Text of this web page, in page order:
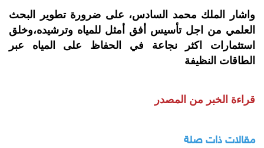
واشار الملك محمد السادس، على ضرورة تطوير البحث
العلمي من اجل تأسيس أفق أمثل للمياه وترشيده،وخلق
استثمارات اكثر نجاعة في الحفاظ على المياه عبر
الطاقات النظيفة
قراءة الخبر من المصدر
مقالات ذات صلة